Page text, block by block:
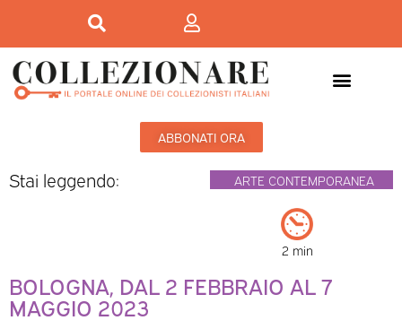
ABBONATI ORA
Stai leggendo: ARTE CONTEMPORANEA
2 min
BOLOGNA, DAL 2 FEBBRAIO AL 7
MAGGIO 2023